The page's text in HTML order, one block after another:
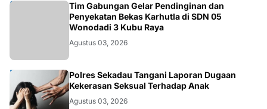
Tim Gabungan Gelar Pendinginan dan
Penyekatan Bekas Karhutla di SDN 05
Wonodadi 3 Kubu Raya
Agustus 03, 2026
HUKUM
Polres Sekadau Tangani Laporan Dugaan
Kekerasan Seksual Terhadap Anak
Agustus 03, 2026